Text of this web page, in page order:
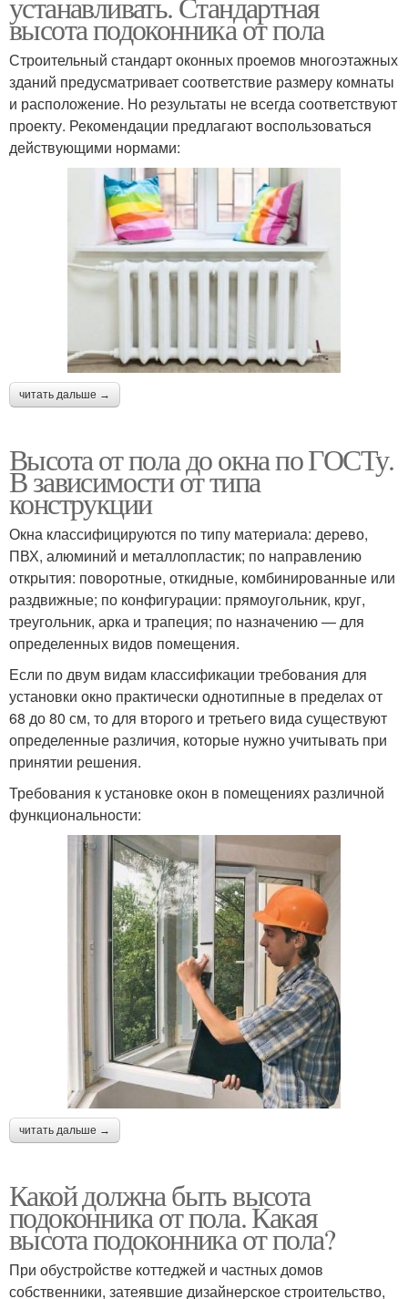
высота подоконника от пола
Строительный стандарт оконных проемов многоэтажных
зданий предусматривает соответствие размеру комнаты
и расположение. Но результаты не всегда соответствуют
проекту. Рекомендации предлагают воспользоваться
действующими нормами:
читать дальше →
Высота от пола до окна по ГОСТу.
В зависимости от типа
конструкции
Окна классифицируются по типу материала: дерево,
ПВХ, алюминий и металлопластик; по направлению
открытия: поворотные, откидные, комбинированные или
раздвижные; по конфигурации: прямоугольник, круг,
треугольник, арка и трапеция; по назначению — для
определенных видов помещения.
Если по двум видам классификации требования для
установки окно практически однотипные в пределах от
68 до 80 см, то для второго и третьего вида существуют
определенные различия, которые нужно учитывать при
принятии решения.
Требования к установке окон в помещениях различной
функциональности:
читать дальше →
Какой должна быть высота
подоконника от пола. Какая
высота подоконника от пола?
При обустройстве коттеджей и частных домов
собственники, затеявшие дизайнерское строительство,